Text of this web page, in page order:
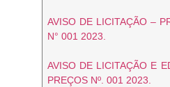
AVISO DE LICITAÇÃO –
N° 001 2023.
AVISO DE LICITAÇÃO E
PREÇOS Nº. 001 2023.